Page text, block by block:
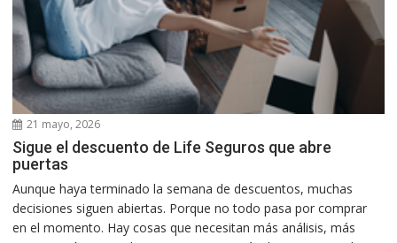
21 mayo, 2026
Sigue el descuento de Life Seguros que abre
puertas
Aunque haya terminado la semana de descuentos, muchas
decisiones siguen abiertas. Porque no todo pasa por comprar
en el momento. Hay cosas que necesitan más análisis, más